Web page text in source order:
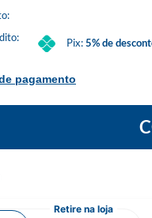
pagamento
Pix:5% de